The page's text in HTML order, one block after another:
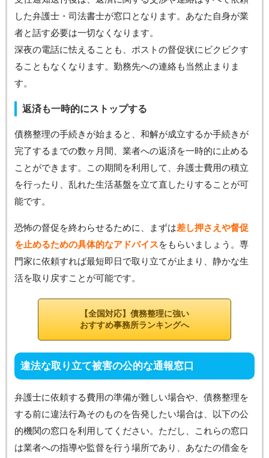
した弁護士・司法書士が窓口となります。あなた自身が業
者と話す必要は一切なくなります。
深夜の電話に怯えることも、ポストの督促状にビクビクす
ることもなくなります。勤務先への連絡も当然止まりま
す。
返済も一時的にストップする
債務整理の手続きが始まると、和解が成立するか手続きが
完了するまでの数ヶ月間、業者への返済を一時的に止める
ことができます。この期間を利用して、弁護士費用の積立
を行ったり、乱れた生活基盤を立て直したりすることが可
能です。
恐怖の督促を終わらせるために、まずは差し押さえや督促
を止めるための具体的なアドバイスをもらいましょう。専
門家に依頼すれば最短即日で取り立てが止まり、静かな生
活を取り戻すことが可能です。
【全国対応】債務整理に強い
おすすめ事務所ランキングへ
違法な取り立て被害の公的な通報窓口
弁護士に依頼する費用の準備が難しい場合や、債務整理を
する前に違法行為そのものを告発したい場合は、以下の公
的機関の窓口を利用してください。ただし、これらの窓口
は業者への指導や監督を行う場所であり、あなたの借金を